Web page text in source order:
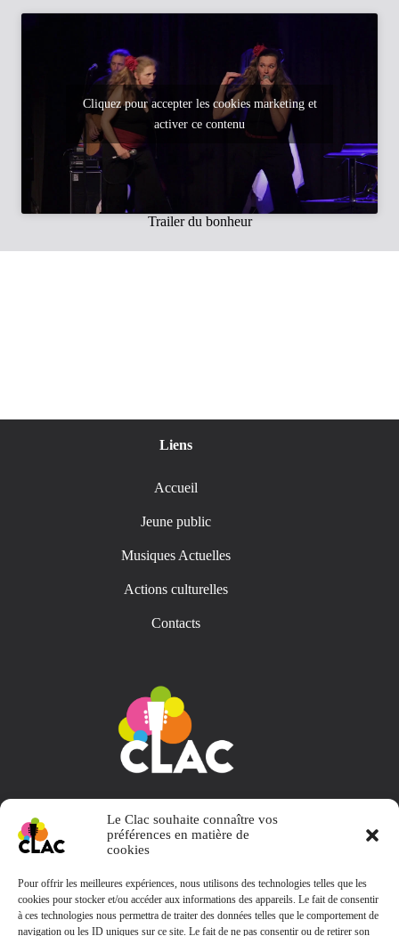
Le Clac souhaite connaître vos
préférences en matière de
cookies
Pour offrir les meilleures expériences, nous utilisons des technologies telles que les
cookies pour stocker et/ou accéder aux informations des appareils. Le fait de consentir
à ces technologies nous permettra de traiter des données telles que le comportement de
navigation ou les ID uniques sur ce site. Le fait de ne pas consentir ou de retirer son
Cliquez pour accepter les cookies marketing et
activer ce contenu
Trailer du bonheur
Liens
Accueil
Jeune public
Musiques Actuelles
Actions culturelles
Contacts
Contact